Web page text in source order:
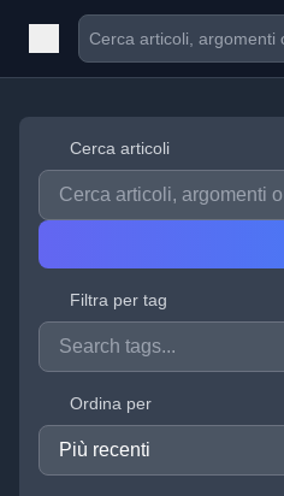
Cerca articoli
Filtra per tag
Ordina per